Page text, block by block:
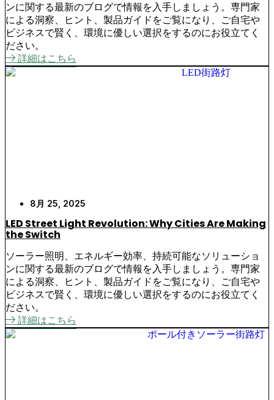
ンに関する最新のブログで情報を入手しましょう。専門家
による洞察、ヒント、製品ガイドをご覧になり、ご自宅や
ビジネスで賢く、環境に優しい選択をするのにお役立てく
ださい。
詳細はこちら
8月 25, 2025
LED Street Light Revolution: Why Cities Are Making
the Switch
ソーラー照明、エネルギー効率、持続可能なソリューショ
ンに関する最新のブログで情報を入手しましょう。専門家
による洞察、ヒント、製品ガイドをご覧になり、ご自宅や
ビジネスで賢く、環境に優しい選択をするのにお役立てく
ださい。
詳細はこちら